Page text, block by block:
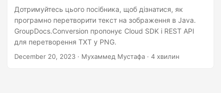
n
Дотримуйтесь цього посібника, щоб дізнатися, як
програмно перетворити текст на зображення в Java.
GroupDocs.Conversion пропонує Cloud SDK і REST API
для перетворення TXT у PNG.
December 20, 2023 · Мухаммед Мустафа · 4 хвилин